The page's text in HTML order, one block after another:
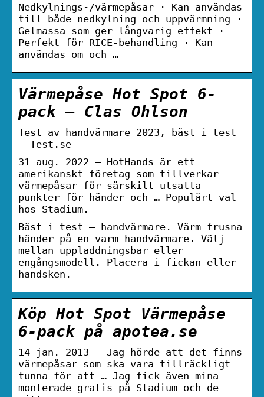
Nedkylnings-/värmepåsar · Kan användas
till både nedkylning och uppvärmning ·
Gelmassa som ger långvarig effekt ·
Perfekt för RICE-behandling · Kan
användas om och …
Värmepåse Hot Spot 6-
pack – Clas Ohlson
Test av handvärmare 2023, bäst i test
– Test.se
31 aug. 2022 — HotHands är ett
amerikanskt företag som tillverkar
värmepåsar för särskilt utsatta
punkter för händer och … Populärt val
hos Stadium.
Bäst i test – handvärmare. Värm frusna
händer på en varm handvärmare. Välj
mellan uppladdningsbar eller
engångsmodell. Placera i fickan eller
handsken.
Köp Hot Spot Värmepåse
6-pack på apotea.se
14 jan. 2013 — Jag hörde att det finns
värmepåsar som ska vara tillräckligt
tunna för att … Jag fick även mina
monterade gratis på Stadium och de